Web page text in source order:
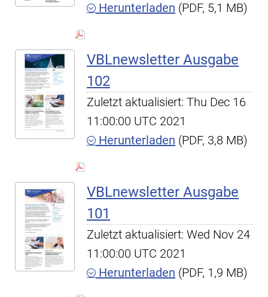
Herunterladen (PDF, 5,1 MB)
VBLnewsletter Ausgabe
102
Zuletzt aktualisiert: Thu Dec 16
11:00:00 UTC 2021
Herunterladen (PDF, 3,8 MB)
VBLnewsletter Ausgabe
101
Zuletzt aktualisiert: Wed Nov 24
11:00:00 UTC 2021
Herunterladen (PDF, 1,9 MB)